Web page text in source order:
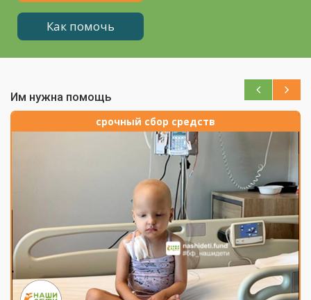
Нам помогают
Как помочь
Текущие задачи
Нам помогают
Как помочь
Им нужна помощь
срочный сбор средств